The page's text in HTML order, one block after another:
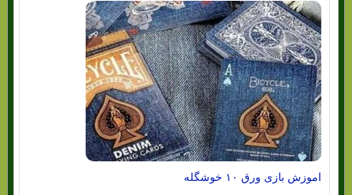
اموزش بازی ورق ۱۰ خوشگله